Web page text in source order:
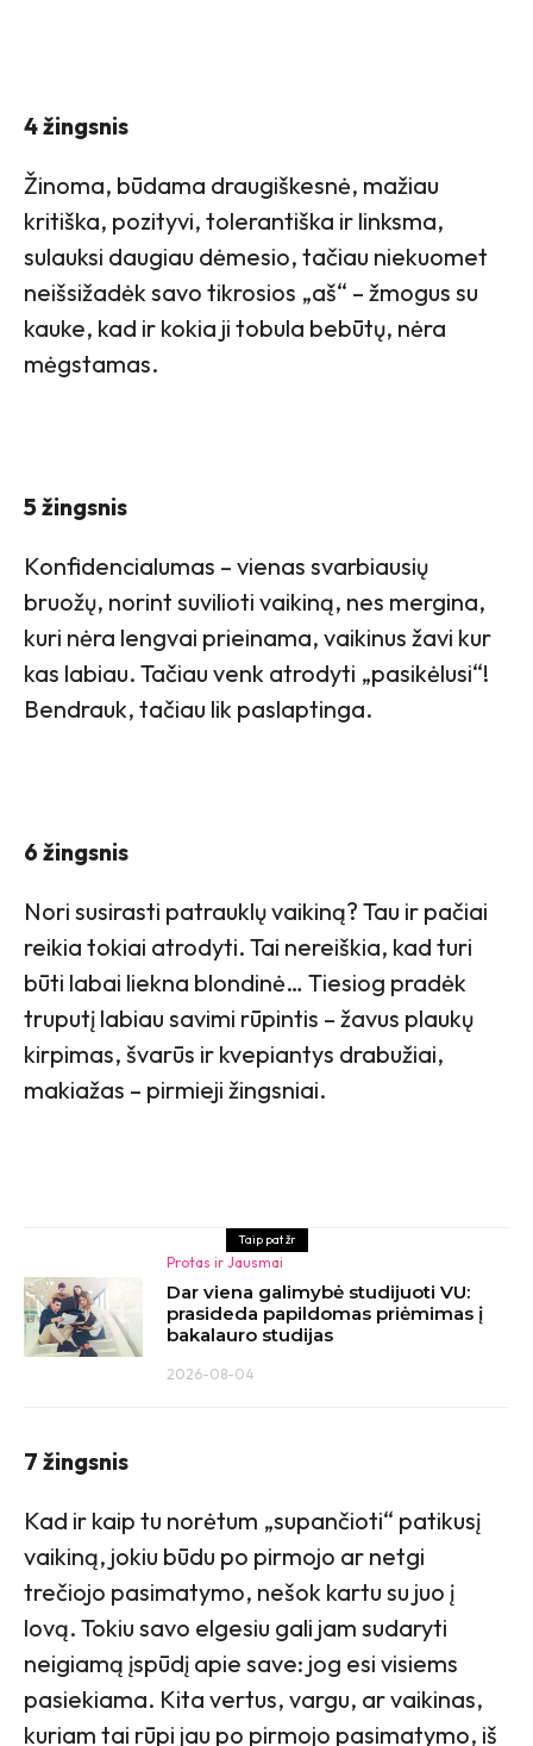
4 žingsnis
Žinoma, būdama draugiškesnė, mažiau
kritiška, pozityvi, tolerantiška ir linksma,
sulauksi daugiau dėmesio, tačiau niekuomet
neišsižadėk savo tikrosios „aš“ – žmogus su
kauke, kad ir kokia ji tobula bebūtų, nėra
mėgstamas.
5 žingsnis
Konfidencialumas – vienas svarbiausių
bruožų, norint suvilioti vaikiną, nes mergina,
kuri nėra lengvai prieinama, vaikinus žavi kur
kas labiau. Tačiau venk atrodyti „pasikėlusi“!
Bendrauk, tačiau lik paslaptinga.
6 žingsnis
Nori susirasti patrauklų vaikiną? Tau ir pačiai
reikia tokiai atrodyti. Tai nereiškia, kad turi
būti labai liekna blondinė… Tiesiog pradėk
truputį labiau savimi rūpintis – žavus plaukų
kirpimas, švarūs ir kvepiantys drabužiai,
makiažas – pirmieji žingsniai.
Taip pat žr
Protas ir Jausmai
Dar viena galimybė studijuoti VU:
prasideda papildomas priėmimas į
bakalauro studijas
2026-08-04
7 žingsnis
Kad ir kaip tu norėtum „supančioti“ patikusį
vaikiną, jokiu būdu po pirmojo ar netgi
trečiojo pasimatymo, nešok kartu su juo į
lovą. Tokiu savo elgesiu gali jam sudaryti
neigiamą įspūdį apie save: jog esi visiems
pasiekiama. Kita vertus, vargu, ar vaikinas,
kuriam tai rūpi jau po pirmojo pasimatymo, iš